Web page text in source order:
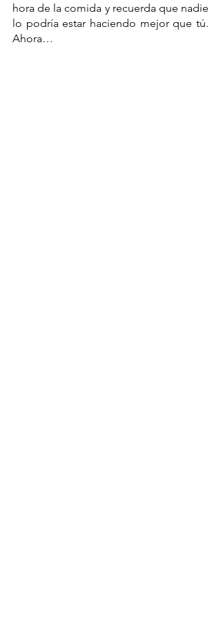
hora de la comida y recuerda que nadie
lo podría estar haciendo mejor que tú.
Ahora…